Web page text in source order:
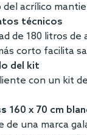
del acrílico
técnicos
de 180 litros
corto facilita
del kit
con un kit
160 x 70 cm
de una marca